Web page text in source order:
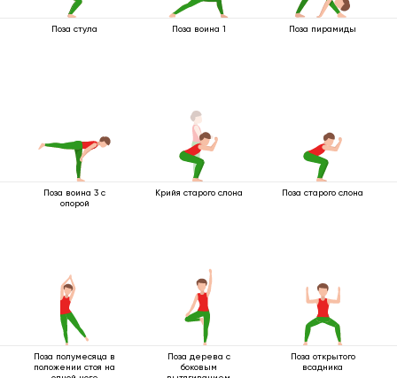
Поза стула Поза воина 1 Поза пирамиды
Поза воина 3 с
опорой
Крийя старого слона Поза старого слона
Поза полумесяца в
положении стоя на
Поза дерева с
боковым
Поза открытого
всадника